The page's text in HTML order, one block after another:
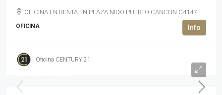
OFICINA EN RENTA EN PLAZA NIDO PUERTO CANCUN C4147
OFICINA
Oficina CENTURY 21